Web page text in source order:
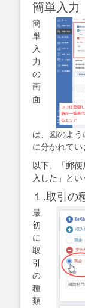
簡単入力
簡
単
入
力
の
画
面
は、図のよう
に分かれてい
以下、「郵
入した」と
１.取引の
最
初
に
取
引
の
種
類